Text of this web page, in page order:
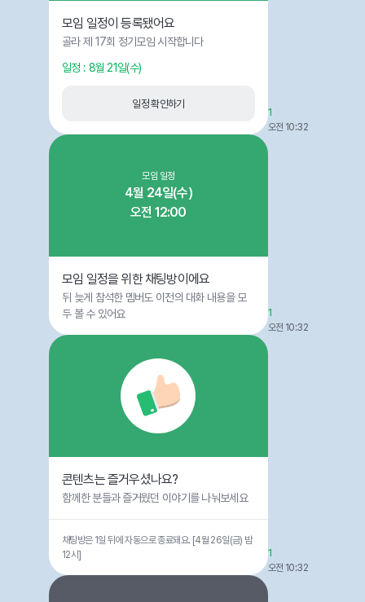
모임 일정이 등록됐어요
골라 제 17회 정기모임 시작합니다
일정 : 8월 21일(수)
일정 확인하기
1
오전 10:32
모임 일정
4월 24일(수)
오전 12:00
모임 일정을 위한 채팅방이에요
뒤 늦게 참석한 멤버도 이전의 대화 내용을 모
두 볼 수 있어요
1
오전 10:32
콘텐츠는 즐거우셨나요?
함께한 분들과 즐거웠던 이야기를 나눠보세요
채팅방은 1일 뒤에 자동으로 종료돼요. [4월 26일(금) 밤
12시]
1
오전 10:32